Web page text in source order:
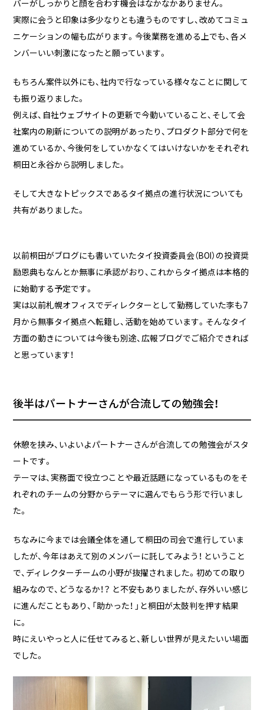
バーがしっかりと顔を合わす機会はなかなかありません。
実際に会うと印象は多少なりとも違うものですし、改めてコミュ
ニケーションの幅も広がります。今後業務を進める上でも、各メ
ンバーいい刺激になったと願っています。
もちろん案件以外にも、社内で行なっている様々なことに関して
も振り返りました。
例えば、自社ウェブサイトの更新で今動いていること、そして会
社案内の刷新についての説明があったり、プロダクト部分で何を
進めているか、今後何をしていかなくてはいけないかをそれぞれ
桐田と永谷から説明しました。
そして大きなトピックスであるタイ拠点の進行状況についても
共有がありました。
以前桐田がブログにも書いていたタイ投資委員会（BOI）の投資奨
励恩典もなんとか無事に承認がおり、これからタイ拠点は本格的
に始動する予定です。
実は以前札幌オフィスでディレクターとして勤務していた李も7
月から無事タイ拠点へ転籍し、活動を始めています。そんなタイ
方面の動きについては今後も別途、広報ブログでご紹介できれば
と思っています！
後半はパートナーさんが合流しての勉強会！
休憩を挟み、いよいよパートナーさんが合流しての勉強会がスタ
ートです。
テーマは、実務面で役立つことや最近話題になっているものをそ
れぞれのチームの分野からテーマに選んでもらう形で行いまし
た。
ちなみに今までは会議全体を通して桐田の司会で進行していま
したが、今年はあえて別のメンバーに託してみよう！ ということ
で、ディレクターチームの小野が抜擢されました。初めての取り
組みなので、どうなるか！？ と不安もありましたが、存外いい感じ
に進んだこともあり、「助かった！ 」と桐田が太鼓判を押す結果
に。
時にえいやっと人に任せてみると、新しい世界が見えたいい場面
でした。